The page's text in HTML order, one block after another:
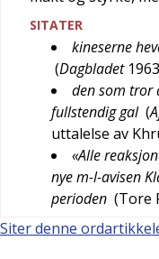
SITATER
kineserne
(Dagbladet
den som tror
fullstendig gal (
uttalelse av
«Alle
nye m-l-avisen
perioden (Tore
Siter denne